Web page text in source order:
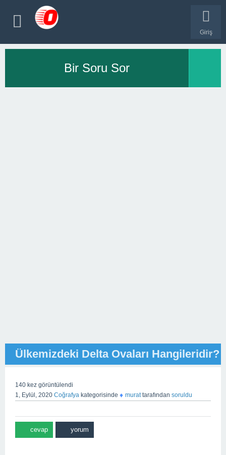
Giriş
Bir Soru Sor
Ülkemizdeki Delta Ovaları Hangileridir?
140 kez görüntülendi
1, Eylül, 2020 Coğrafya kategorisinde ♦ murat tarafından soruldu